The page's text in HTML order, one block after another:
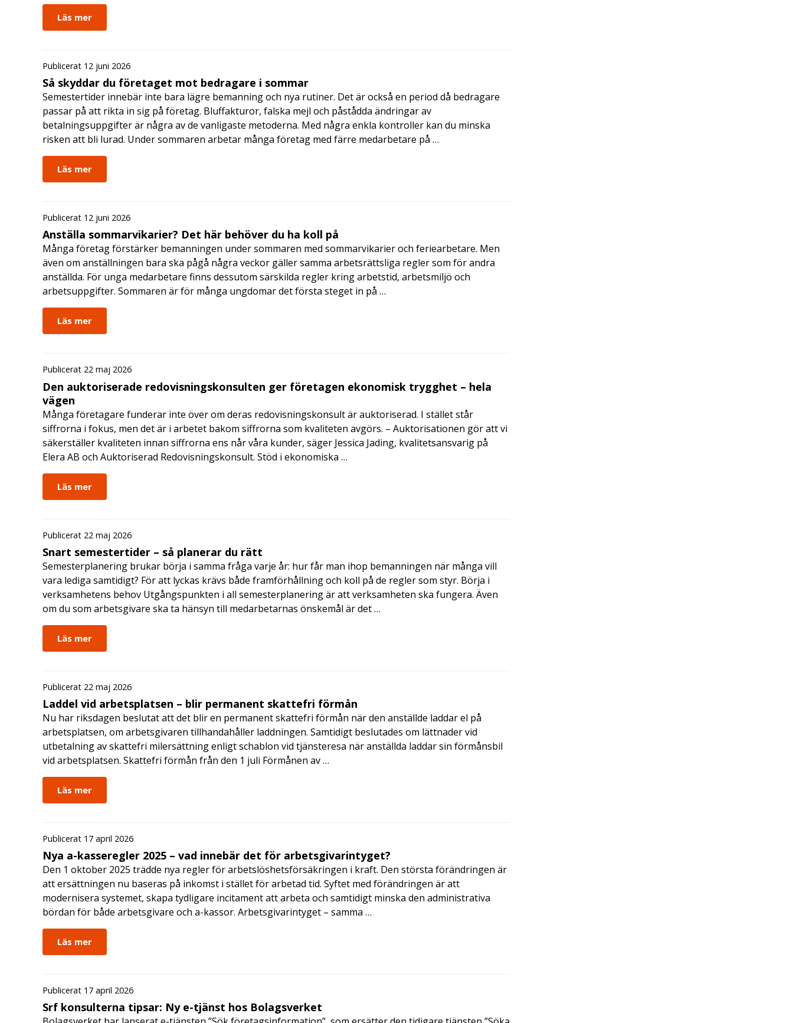
Läs mer
Publicerat 12 juni 2026
Så skyddar du företaget mot bedragare i sommar
Semestertider innebär inte bara lägre bemanning och nya rutiner. Det är också en period då bedragare
passar på att rikta in sig på företag. Bluffakturor, falska mejl och påstådda ändringar av
betalningsuppgifter är några av de vanligaste metoderna. Med några enkla kontroller kan du minska
risken att bli lurad. Under sommaren arbetar många företag med färre medarbetare på …
Läs mer
Publicerat 12 juni 2026
Anställa sommarvikarier? Det här behöver du ha koll på
Många företag förstärker bemanningen under sommaren med sommarvikarier och feriearbetare. Men
även om anställningen bara ska pågå några veckor gäller samma arbetsrättsliga regler som för andra
anställda. För unga medarbetare finns dessutom särskilda regler kring arbetstid, arbetsmiljö och
arbetsuppgifter. Sommaren är för många ungdomar det första steget in på …
Läs mer
Publicerat 22 maj 2026
Den auktoriserade redovisningskonsulten ger företagen ekonomisk trygghet – hela
vägen
Många företagare funderar inte över om deras redovisningskonsult är auktoriserad. I stället står
siffrorna i fokus, men det är i arbetet bakom siffrorna som kvaliteten avgörs. – Auktorisationen gör att vi
säkerställer kvaliteten innan siffrorna ens når våra kunder, säger Jessica Jading, kvalitetsansvarig på
Elera AB och Auktoriserad Redovisningskonsult. Stöd i ekonomiska …
Läs mer
Publicerat 22 maj 2026
Snart semestertider – så planerar du rätt
Semesterplanering brukar börja i samma fråga varje år: hur får man ihop bemanningen när många vill
vara lediga samtidigt? För att lyckas krävs både framförhållning och koll på de regler som styr. Börja i
verksamhetens behov Utgångspunkten i all semesterplanering är att verksamheten ska fungera. Även
om du som arbetsgivare ska ta hänsyn till medarbetarnas önskemål är det …
Läs mer
Publicerat 22 maj 2026
Laddel vid arbetsplatsen – blir permanent skattefri förmån
Nu har riksdagen beslutat att det blir en permanent skattefri förmån när den anställde laddar el på
arbetsplatsen, om arbetsgivaren tillhandahåller laddningen. Samtidigt beslutades om lättnader vid
utbetalning av skattefri milersättning enligt schablon vid tjänsteresa när anställda laddar sin förmånsbil
vid arbetsplatsen. Skattefri förmån från den 1 juli Förmånen av …
Läs mer
Publicerat 17 april 2026
Nya a-kasseregler 2025 – vad innebär det för arbetsgivarintyget?
Den 1 oktober 2025 trädde nya regler för arbetslöshetsförsäkringen i kraft. Den största förändringen är
att ersättningen nu baseras på inkomst i stället för arbetad tid. Syftet med förändringen är att
modernisera systemet, skapa tydligare incitament att arbeta och samtidigt minska den administrativa
bördan för både arbetsgivare och a-kassor. Arbetsgivarintyget – samma …
Läs mer
Publicerat 17 april 2026
Srf konsulterna tipsar: Ny e-tjänst hos Bolagsverket